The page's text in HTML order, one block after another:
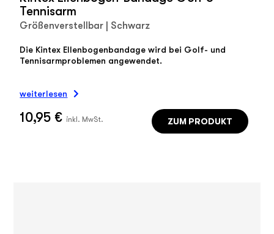
Tennisarm
Größenverstellbar | Schwarz
Die Kintex Ellenbogenbandage wird bei Golf- und
Tennisarmproblemen angewendet.
weiterlesen
10,95 € inkl. MwSt. ZUM PRODUKT